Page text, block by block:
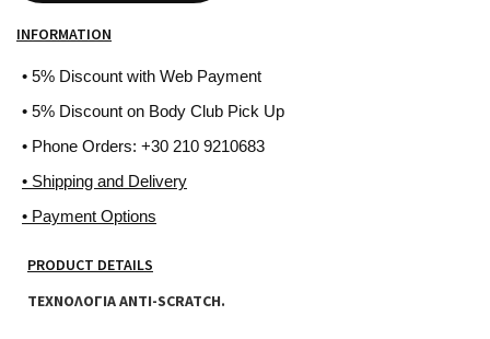
INFORMATION
• 5% Discount with Web Payment
• 5% Discount on Body Club Pick Up
• Phone Orders: +30 210 9210683
• Shipping and Delivery
• Payment Options
PRODUCT DETAILS
ΤΕΧΝΟΛΟΓΙΑ ANTI-SCRATCH.